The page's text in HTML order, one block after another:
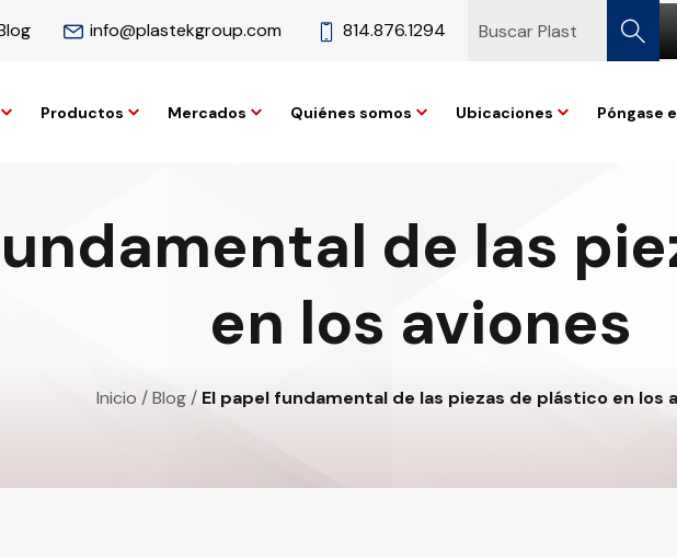
info@plastekgroup.com 814.876.1294
Productos Mercados Quiénes somos Ubicaciones Póngase
de las
en los aviones
Inicio /Blog/ El papel fundamental de las piezas de plástico en los